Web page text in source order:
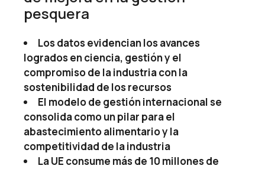
pesquera
Los datos evidencian los avances
logrados en ciencia, gestión y el
compromiso de la industria con la
sostenibilidad de los recursos
El modelo de gestión internacional se
consolida como un pilar para el
abastecimiento alimentario y la
competitividad de la industria
La UE consume más de 10 millones de